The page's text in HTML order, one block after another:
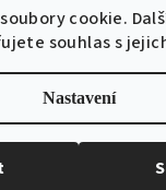
cookie.
souhlas s
Nastavení